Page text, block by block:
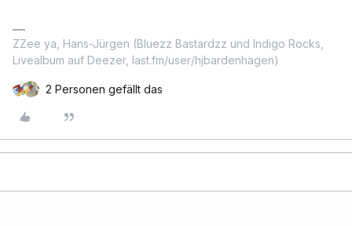
ZZee ya, Hans-Jürgen (Bluezz Bastardzz und Indigo Rocks,
Livealbum auf Deezer, last.fm/user/hjbardenhagen)
2 Personen gefällt das